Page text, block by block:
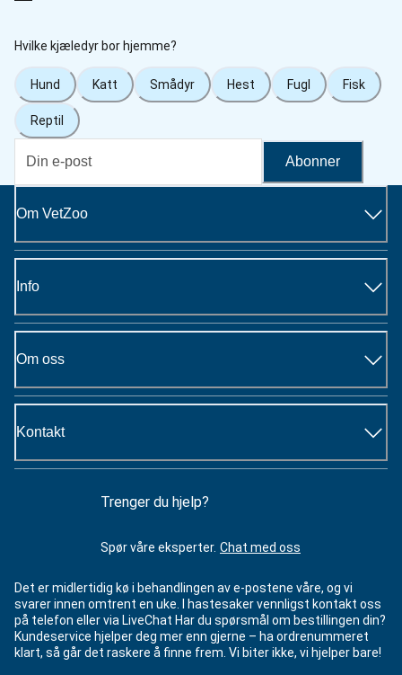
Hvilke kjæledyr bor hjemme?
Hund Katt Smådyr Hest Fugl Fisk
Reptil
Abonner
Om VetZoo
Info
Om oss
Kontakt
Trenger du hjelp?
Spør våre eksperter. Chat med oss
Det er midlertidig kø i behandlingen av e-postene våre, og vi
svarer innen omtrent en uke. I hastesaker vennligst kontakt oss
på telefon eller via LiveChat Har du spørsmål om bestillingen din?
Kundeservice hjelper deg mer enn gjerne – ha ordrenummeret
klart, så går det raskere å finne frem. Vi biter ikke, vi hjelper bare!